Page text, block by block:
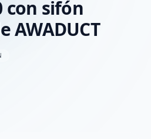
con sifón
AWADUCT